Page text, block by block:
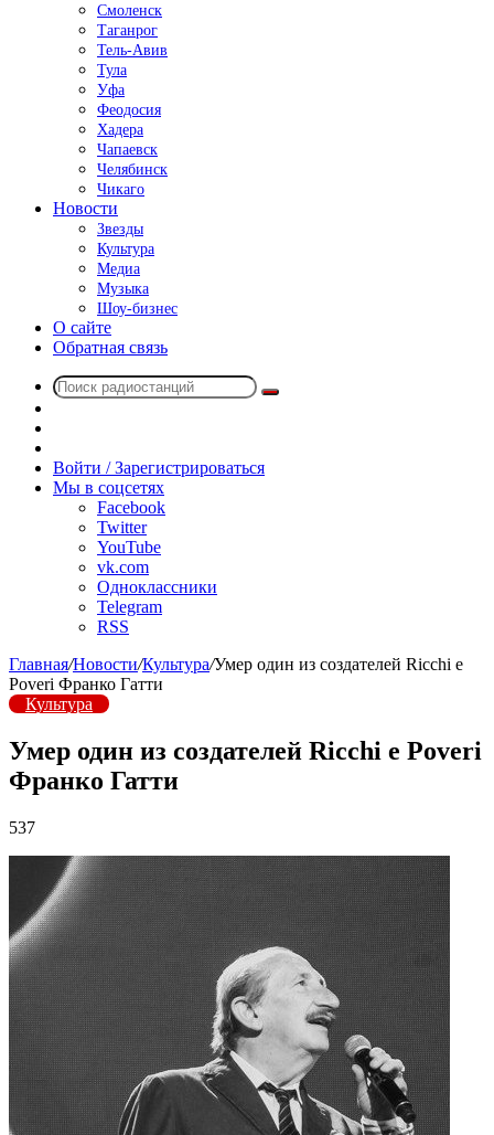
Смоленск
Таганрог
Тель-Авив
Тула
Уфа
Феодосия
Хадера
Чапаевск
Челябинск
Чикаго
Новости
Звезды
Культура
Медиа
Музыка
Шоу-бизнес
О сайте
Обратная связь
Поиск
радио
Войти / Зарегистрироваться
Мы в соцсетях
Facebook
Twitter
YouTube
vk.com
Одноклассники
Telegram
RSS
Главная/Новости/Культура/Умер один из создателей Ricchi e
Poveri Франко Гатти
Культура
Умер один из создателей Ricchi e Poveri
Франко Гатти
537